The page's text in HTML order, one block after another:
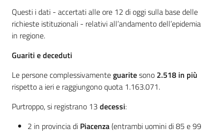
Questi i dati - accertati alle ore 12 di oggi sulla base delle
richieste istituzionali - relativi all’andamento dell’epidemia
in regione.
Guariti e deceduti
Le persone complessivamenteguaritesono 2.518 in più
rispetto a ieri e raggiungono quota 1.163.071.
Purtroppo, si registrano 13 decessi:
2 in provincia di Piacenza(entrambi uomini di 85 e 99